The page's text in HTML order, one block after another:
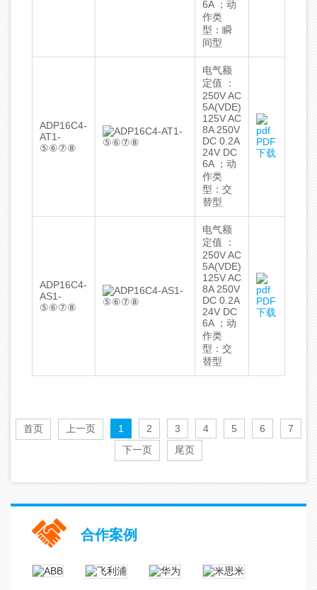
6A ；动
作类
型：瞬
间型
ADP16C4-
AT1-
⑤⑥⑦⑧
电气额
定值 ：
250V AC
5A(VDE)
125V AC
8A 250V
DC 0.2A
24V DC
6A ；动
作类
型：交
替型
PDF
下载
ADP16C4-
AS1-
⑤⑥⑦⑧
电气额
定值 ：
250V AC
5A(VDE)
125V AC
8A 250V
DC 0.2A
24V DC
6A ；动
作类
型：交
替型
PDF
下载
首页 上一页 1 2 3 4 5 6
7
下一页
尾页
合作案例